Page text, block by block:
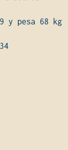
y pesa 68 kg